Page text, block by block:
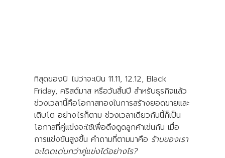
ที่สุดของปี ไม่ว่าจะเป็น 11.11, 12.12, Black
Friday, คริสต์มาส หรือวันสิ้นปี สำหรับธุรกิจแล้ว
ช่วงเวลานี้คือโอกาสทองในการสร้างยอดขายและ
เติบโต อย่างไรก็ตาม ช่วงเวลาเดียวกันนี้ก็เป็น
โอกาสที่คู่แข่งจะใช้เพื่อดึงดูดลูกค้าเช่นกัน เมื่อ
การแข่งขันสูงขึ้น คำถามที่ตามมาคือ ร้านของเรา
จะโดดเด่นกว่าคู่แข่งได้อย่างไร?